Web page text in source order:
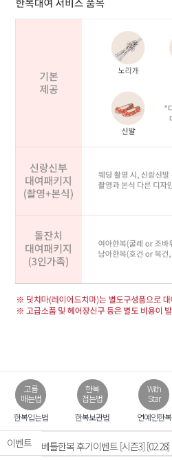
고름
매는법
한복입는법
한복
접는법
한복보관법
With
Star
연예인한복
이벤트 베틀한복 후기이벤트 [시즌3] [02.28]
모바일 초대장 무료